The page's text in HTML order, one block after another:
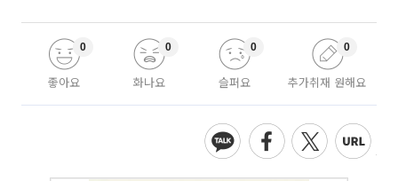
좋아요
0
화나요
0
슬퍼요
0
추가취재 원해요
0